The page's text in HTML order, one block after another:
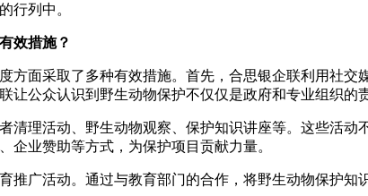
行列中。
效措施？
方面采取了多种有效措施。首先，合思银企联利用社
公众认识到野生动物保护不仅仅是政府和专业组织的
清理活动、野生动物观察、保护知识讲座等。这些活
企业赞助等方式，为保护项目贡献力量。
推广活动。通过与教育部门的合作，将野生动物保护